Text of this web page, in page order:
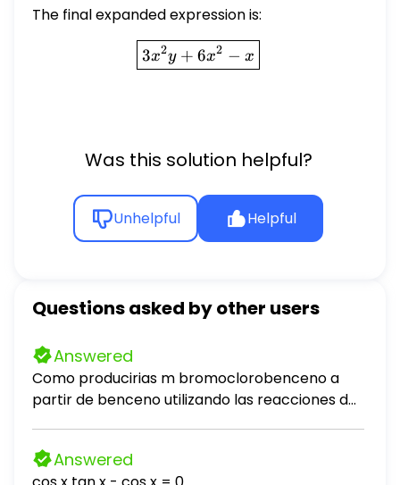
The final expanded expression is:
\boxed{3x^2y + 6x^2 - x}
3x2y + 6x2 − x
Was this solution helpful?
Unhelpful Helpful
Questions asked by other users
Answered
Como producirias m bromoclorobenceno a
partir de benceno utilizando las reacciones de
Answered